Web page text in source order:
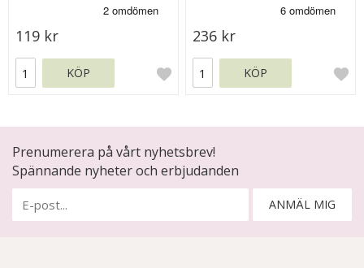
119 kr
KÖP
236 kr
KÖP
Prenumerera på vårt nyhetsbrev!
Spännande nyheter och erbjudanden
ANMÄL MIG